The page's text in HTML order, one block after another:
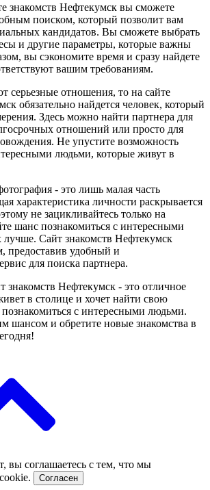
знакомств Нефтекумск вы сможете
поиском, который позволит вам
кандидатов. Вы сможете выбрать
и другие параметры, которые важны
вы сэкономите время и сразу найдете
вашим требованиям.
серьезные отношения, то на сайте
обязательно найдется человек, который
Здесь можно найти партнера для
отношений или просто для
Не упустите возможность
людьми, которые живут в
- это лишь малая часть
характеристика личности раскрывается
не зацикливайтесь только на
шанс познакомиться с интересными
лучше. Сайт знакомств Нефтекумск
предоставив удобный и
для поиска партнера.
знакомств Нефтекумск - это отличное
в столице и хочет найти свою
с интересными людьми.
шансом и обретите новые знакомства в
вы соглашаетесь с тем, что мы
Согласен